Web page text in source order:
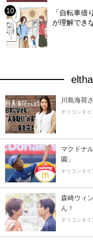
「自転車
が理解でき
川島海荷
オリコンタイ
マクドナ
園」
オリコンタイ
森崎ウィ
ん！
オリコンタイ